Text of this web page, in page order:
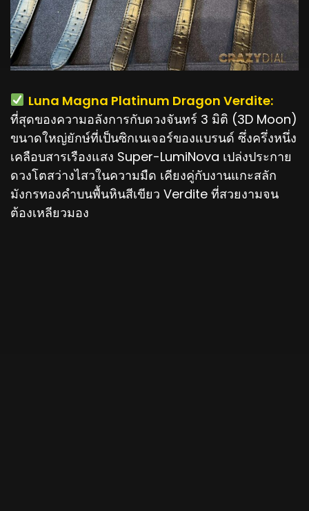
Luna Magna Platinum Dragon Verdite:
ที่สุดของความอลังการกับดวงจันทร์ 3 มิติ (3D Moon)
ขนาดใหญ่ยักษ์ที่เป็นซิกเนเจอร์ของแบรนด์ ซึ่งครึ่งหนึ่ง
เคลือบสารเรืองแสง Super-LumiNova เปล่งประกาย
ดวงโตสว่างไสวในความมืด เคียงคู่กับงานแกะสลัก
มังกรทองคำบนพื้นหินสีเขียว Verdite ที่สวยงามจน
ต้องเหลียวมอง